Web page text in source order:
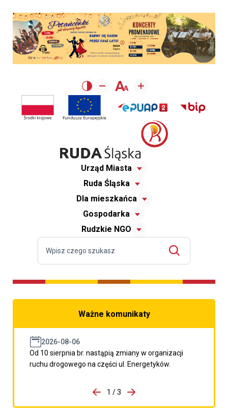
Urząd Miasta
Ruda Śląska
Dla mieszkańca
Gospodarka
Rudzkie NGO
Ważne komunikaty
2026-08-06
Od 10 sierpnia br. nastąpią zmiany w organizacji
ruchu drogowego na części ul. Energetyków.
porzpedniego komunikatu
1 / 3
Przejdź do następnego